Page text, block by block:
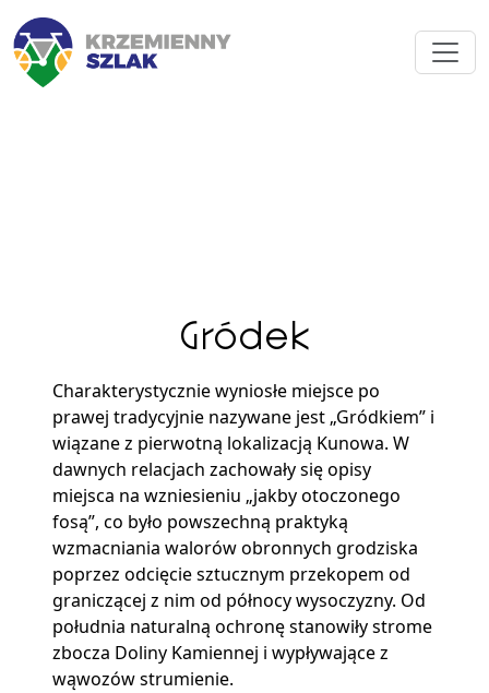
Gródek
Charakterystycznie wyniosłe miejsce po
prawej tradycyjnie nazywane jest „Gródkiem” i
wiązane z pierwotną lokalizacją Kunowa. W
dawnych relacjach zachowały się opisy
miejsca na wzniesieniu „jakby otoczonego
fosą”, co było powszechną praktyką
wzmacniania walorów obronnych grodziska
poprzez odcięcie sztucznym przekopem od
graniczącej z nim od północy wysoczyzny. Od
południa naturalną ochronę stanowiły strome
zbocza Doliny Kamiennej i wypływające z
wąwozów strumienie.